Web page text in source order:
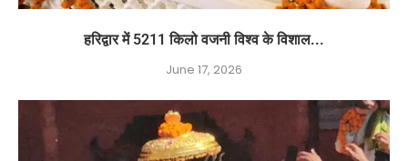
हरिद्वार में 5211 किलो वजनी विश्व के विशाल...
June 17, 2026